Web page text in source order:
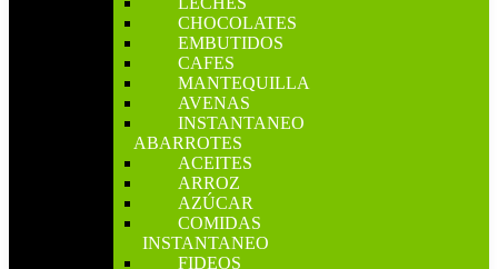
CHOCOLATES
EMBUTIDOS
CAFES
MANTEQUILLA
AVENAS
INSTANTANEO
ABARROTES
ACEITES
ARROZ
AZÚCAR
COMIDAS
INSTANTANEO
FIDEOS